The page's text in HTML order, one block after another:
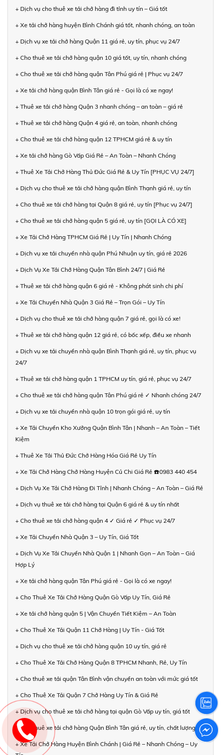
+ Dịch vụ cho thuê xe tải chở hàng đi tỉnh uy tín – Giá tốt
+ Xe tải chở hàng huyện Bình Chánh giá tốt, nhanh chóng, an toàn
+ Dịch vụ xe tải chở hàng Quận 11 giá rẻ, uy tín, phục vụ 24/7
+ Cho thuê xe tải chở hàng quận 10 giá tốt, uy tín, nhanh chóng
+ Cho thuê xe tải chở hàng quận Tân Phú giá rẻ | Phục vụ 24/7
+ Xe tải chở hàng quận Bình Tân giá rẻ - Gọi là có xe ngay!
+ Thuê xe tải chở hàng Quận 3 nhanh chóng – an toàn – giá rẻ
+ Thuê xe tải chở hàng Quận 4 giá rẻ, an toàn, nhanh chóng
+ Cho thuê xe tải chở hàng quận 12 TPHCM giá rẻ & uy tín
+ Xe tải chở hàng Gò Vấp Giá Rẻ – An Toàn – Nhanh Chóng
+ Thuê Xe Tải Chở Hàng Thủ Đức Giá Rẻ & Uy Tín [PHỤC VỤ 24/7]
+ Dịch vụ cho thuê xe tải chở hàng quận Bình Thạnh giá rẻ, uy tín
+ Cho thuê xe tải chở hàng tại Quận 8 giá rẻ, uy tín [Phục vụ 24/7]
+ Cho thuê xe tải chở hàng quận 5 giá rẻ, uy tín [GỌI LÀ CÓ XE]
+ Xe Tải Chở Hàng TPHCM Giá Rẻ | Uy Tín | Nhanh Chóng
+ Dịch vụ xe tải chuyển nhà quận Phú Nhuận uy tín, giá rẻ 2026
+ Dịch Vụ Xe Tải Chở Hàng Quận Tân Bình 24/7 | Giá Rẻ
+ Thuê xe tải chở hàng quận 6 giá rẻ - Không phát sinh chi phí
+ Xe Tải Chuyển Nhà Quận 3 Giá Rẻ – Trọn Gói – Uy Tín
+ Dịch vụ cho thuê xe tải chở hàng quận 7 giá rẻ, gọi là có xe!
+ Thuê xe tải chở hàng quận 12 giá rẻ, có bốc xếp, điều xe nhanh
+ Dịch vụ xe tải chuyển nhà quận Bình Thạnh giá rẻ, uy tín, phục vụ
24/7
+ Thuê xe tải chở hàng quận 1 TPHCM uy tín, giá rẻ, phục vụ 24/7
+ Cho thuê xe tải chở hàng quận Tân Phú giá rẻ ✓ Nhanh chóng 24/7
+ Dịch vụ xe tải chuyển nhà quận 10 trọn gói giá rẻ, uy tín
+ Xe Tải Chuyển Kho Xưởng Quận Bình Tân | Nhanh – An Toàn – Tiết
Kiệm
+ Thuê Xe Tải Thủ Đức Chở Hàng Hóa Giá Rẻ Uy Tín
+ Xe Tải Chở Hàng Chở Hàng Huyện Củ Chi Giá Rẻ ☎️0983 440 454
+ Dịch Vụ Xe Tải Chở Hàng Đi Tỉnh | Nhanh Chóng – An Toàn – Giá Rẻ
+ Dịch vụ thuê xe tải chở hàng tại Quận 6 giá rẻ & uy tín nhất
+ Cho thuê xe tải chở hàng quận 4 ✓ Giá rẻ ✓ Phục vụ 24/7
+ Xe Tải Chuyển Nhà Quận 3 – Uy Tín, Giá Tốt
+ Dịch Vụ Xe Tải Chuyển Nhà Quận 1 | Nhanh Gọn – An Toàn – Giá
Hợp Lý
+ Xe tải chở hàng quận Tân Phú giá rẻ - Gọi là có xe ngay!
+ Cho Thuê Xe Tải Chở Hàng Quận Gò Vấp Uy Tín, Giá Rẻ
+ Xe tải chở hàng quận 5 | Vận Chuyển Tiết Kiệm – An Toàn
+ Cho Thuê Xe Tải Quận 11 Chở Hàng | Uy Tín - Giá Tốt
+ Dịch vụ cho thuê xe tải chở hàng quận 10 uy tín, giá rẻ
+ Cho Thuê Xe Tải Chở Hàng Quận 8 TPHCM Nhanh, Rẻ, Uy Tín
+ Cho thuê xe tải quận Tân Bình vận chuyển an toàn với mức giá tốt
+ Cho Thuê Xe Tải Quận 7 Chở Hàng Uy Tín & Giá Rẻ
+ Dịch vụ cho thuê xe tải chở hàng tại quận Gò Vấp uy tín, giá tốt
+ Cho thuê xe tải chở hàng Quận Bình Tân giá rẻ, uy tín, chất lượng
+ Xe Tải Chở Hàng Huyện Bình Chánh | Giá Rẻ – Nhanh Chóng – Uy